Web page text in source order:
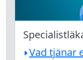
Vad tjänar